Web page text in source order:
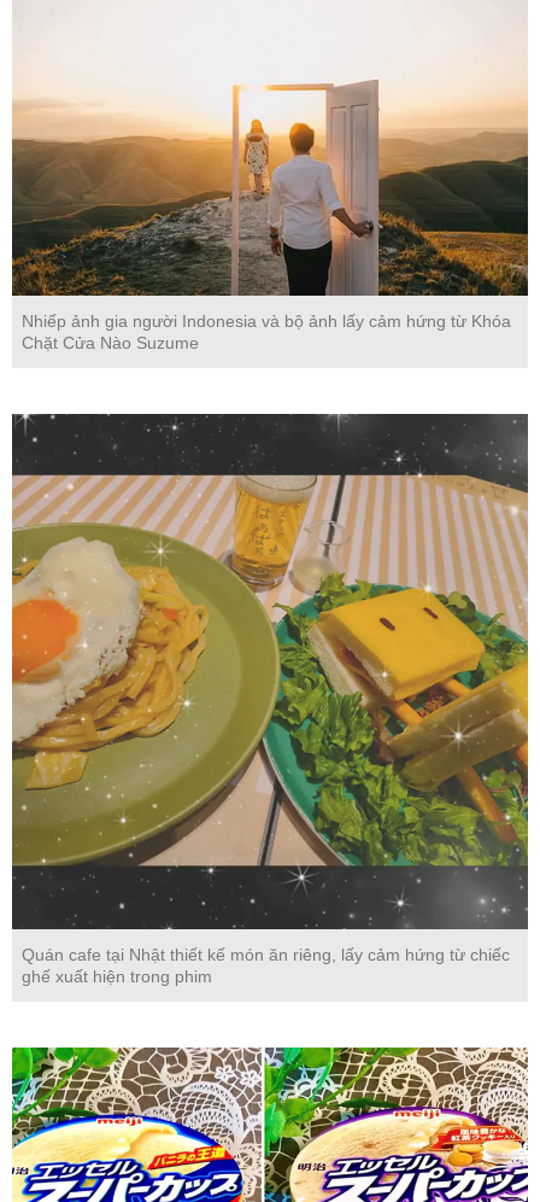
Nhiếp ảnh gia người Indonesia và bộ ảnh lấy cảm hứng từ Khóa
Chặt Cửa Nào Suzume
Quán cafe tại Nhật thiết kế món ăn riêng, lấy cảm hứng từ chiếc
ghế xuất hiện trong phim